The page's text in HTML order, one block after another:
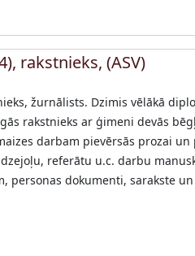
rakstnieks, (ASV)
žurnālists. Dzimis vēlākā
rakstnieks ar ģimeni devās
darbam pievērsās prozai
referātu u.c. darbu
personas dokumenti, sarakste